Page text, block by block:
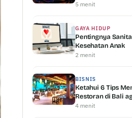
5 menit
GAYA HIDUP
Pentingnya
Kesehatan Anak
2 menit
BISNIS
Ketahui 6 Tips
Restoran di Bali
dengan
4 menit